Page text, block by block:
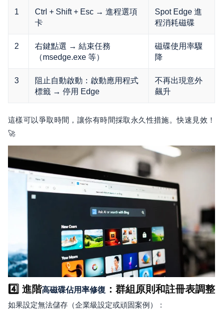
1
Ctrl + Shift + Esc → 進程選項
卡
Spot Edge 進
程消耗磁碟
2
右鍵點選 → 結束任務
（msedge.exe 等）
磁碟使用率驟
降
3
阻止自動啟動：啟動應用程式
標籤 → 停用 Edge
不再出現意外
飆升
這樣可以爭取時間，讓你有時間採取永久性措施。快速見效！
🚀
4️⃣ 進階高磁碟佔用率修復 ：群組原則和註冊表調整
如果設定無法儲存（企業級設定或頑固案例）：